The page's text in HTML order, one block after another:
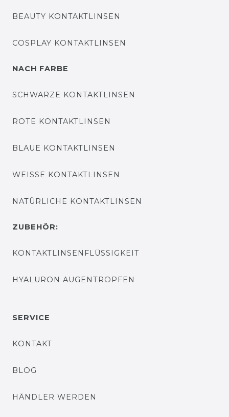
BEAUTY KONTAKTLINSEN
COSPLAY KONTAKTLINSEN
NACH FARBE
SCHWARZE KONTAKTLINSEN
ROTE KONTAKTLINSEN
BLAUE KONTAKTLINSEN
WEISSE KONTAKTLINSEN
NATÜRLICHE KONTAKTLINSEN
ZUBEHÖR:
KONTAKTLINSENFLÜSSIGKEIT
HYALURON AUGENTROPFEN
SERVICE
KONTAKT
BLOG
HÄNDLER WERDEN